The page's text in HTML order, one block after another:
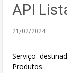
API
21/02/2024
Serviço
Produtos.